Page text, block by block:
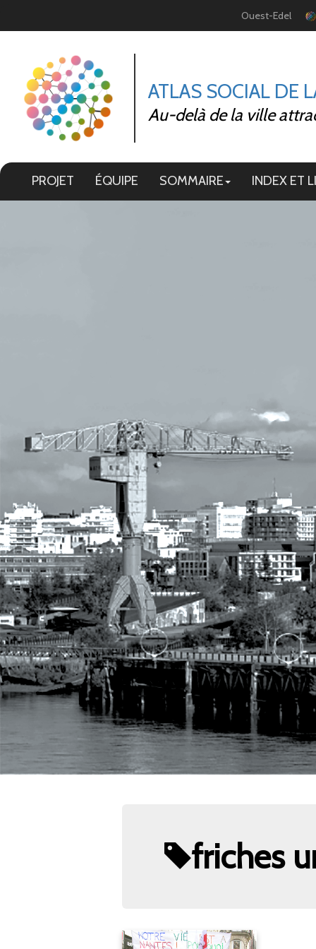
Ouest-Edel
ATLAS SOCIAL DE
Au-delà de la ville
PROJET ÉQUIPE SOMMAIRE INDEX ET
friches